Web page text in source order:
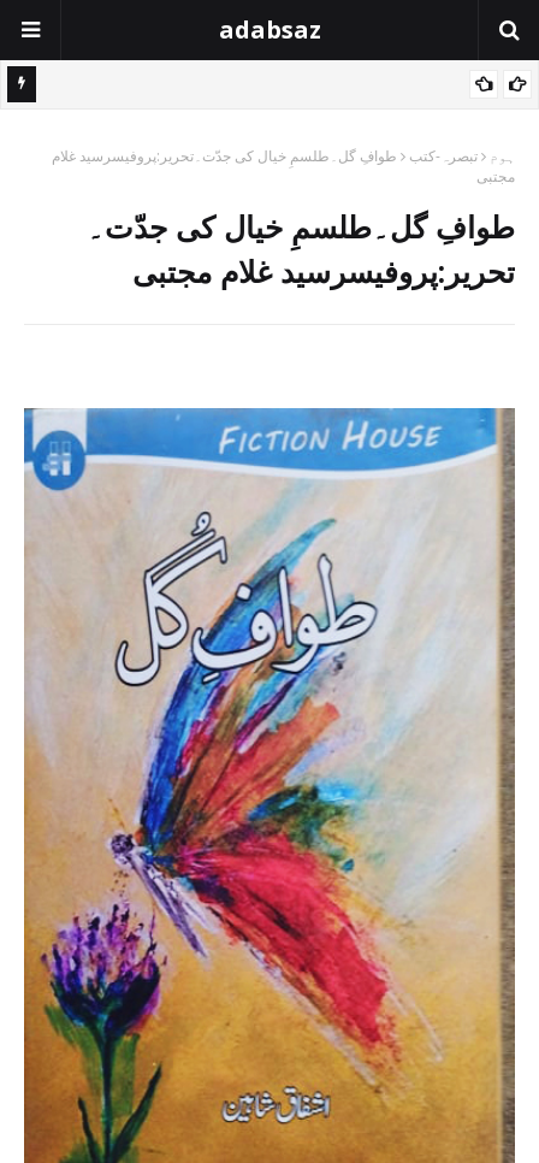
adabsaz
ہوم تبصرہ-کتب
طوافِ گل۔طلسمِ خیال کی جدّت۔تحریر:پروفیسرسید غلام
مجتبی
طوافِ گل۔طلسمِ خیال کی جدّت۔
تحریر:پروفیسرسید غلام مجتبی